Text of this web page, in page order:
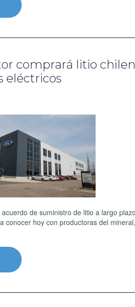
comprará litio
eléctricos
de suministro de litio a largo
conocer hoy con productoras del